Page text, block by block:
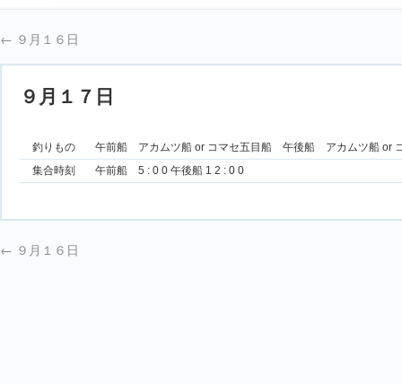
← ９月１６日
９月１７日
釣りもの
午前船 アカムツ船 or コマセ五目船 午後船 アカムツ船 or
集合時刻
午前船 5 : 0 0 午後船 1 2 : 0 0
← ９月１６日